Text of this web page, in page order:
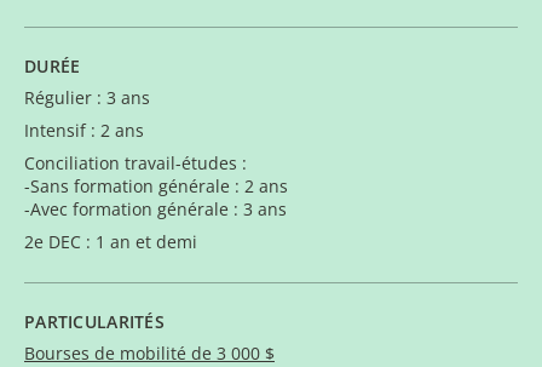
DURÉE
Régulier : 3 ans
Intensif : 2 ans
Conciliation travail-études :
-Sans formation générale : 2 ans
-Avec formation générale : 3 ans
2e DEC : 1 an et demi
PARTICULARITÉS
Bourses de mobilité de 3 000 $